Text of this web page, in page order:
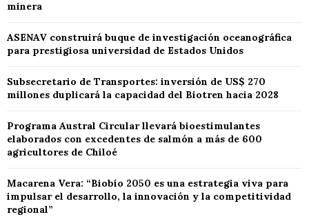
minera
ASENAV construirá buque de investigación oceanográfica
para prestigiosa universidad de Estados Unidos
Subsecretario de Transportes: inversión de US$ 270
millones duplicará la capacidad del Biotren hacia 2028
Programa Austral Circular llevará bioestimulantes
elaborados con excedentes de salmón a más de 600
agricultores de Chiloé
Macarena Vera: “Biobío 2050 es una estrategia viva para
impulsar el desarrollo, la innovación y la competitividad
regional”